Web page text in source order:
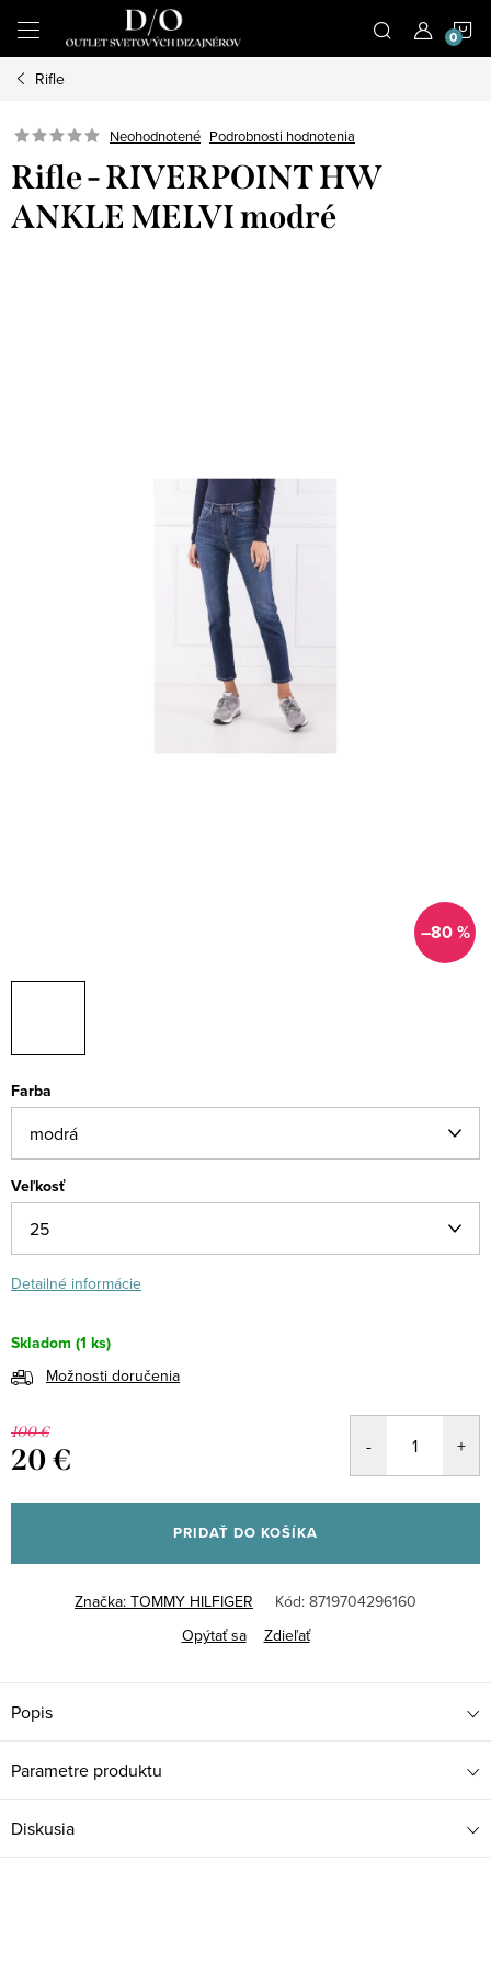
obsah
Rifle
Neohodnotené Podrobnosti hodnotenia
Rifle - RIVERPOINT HW
ANKLE MELVI modré
–80 %
Farba
Veľkosť
Detailné informácie
Skladom (1 ks)
Možnosti doručenia
100 €
20 €
cena:
PRIDAŤ DO KOŠÍKA
Značka: TOMMY HILFIGER Kód: 8719704296160
Opýtať sa
Zdieľať
Popis
Parametre produktu
Diskusia